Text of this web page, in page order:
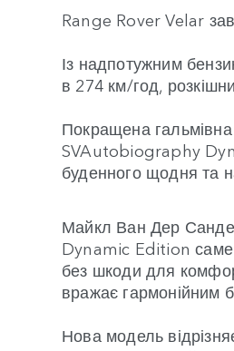
Range Rover Velar
Із надпотужним
в 274 км/год,
Покращена
SVAutobiography
буденного щодня та
Майкл Ван Дер
Dynamic Edition саме
без шкоди для
вражає гармонійним
Нова модель